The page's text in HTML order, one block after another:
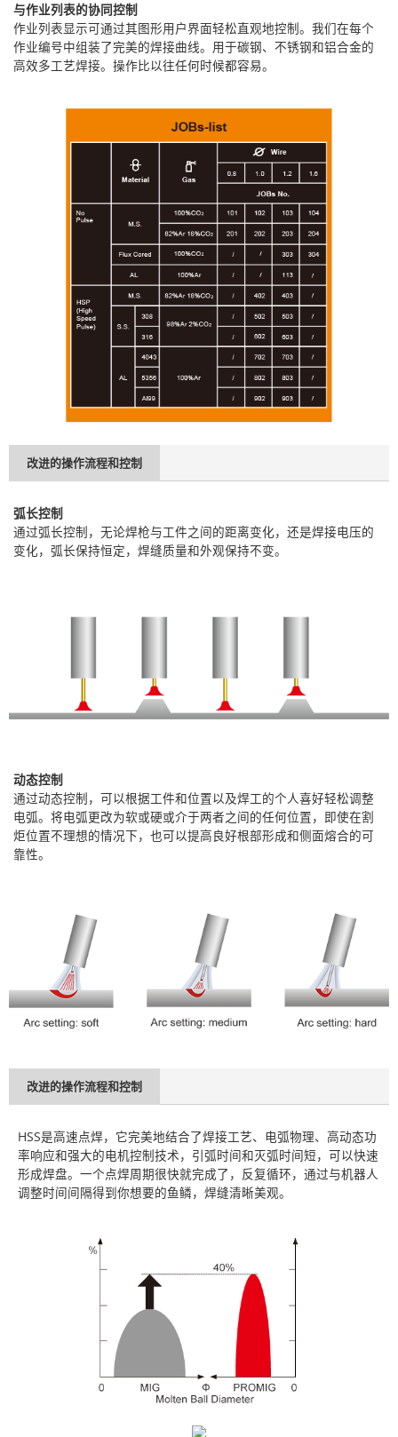
与作业列表的协同控制
作业列表显示可通过其图形用户界面轻松直观地控制。我们在每个
作业编号中组装了完美的焊接曲线。用于碳钢、不锈钢和铝合金的
高效多工艺焊接。操作比以往任何时候都容易。
改进的操作流程和控制
弧长控制
通过弧长控制，无论焊枪与工件之间的距离变化，还是焊接电压的
变化，弧长保持恒定，焊缝质量和外观保持不变。
动态控制
通过动态控制，可以根据工件和位置以及焊工的个人喜好轻松调整
电弧。将电弧更改为软或硬或介于两者之间的任何位置，即使在割
炬位置不理想的情况下，也可以提高良好根部形成和侧面熔合的可
靠性。
改进的操作流程和控制
HSS是高速点焊，它完美地结合了焊接工艺、电弧物理、高动态功
率响应和强大的电机控制技术，引弧时间和灭弧时间短，可以快速
形成焊盘。一个点焊周期很快就完成了，反复循环，通过与机器人
调整时间间隔得到你想要的鱼鳞，焊缝清晰美观。